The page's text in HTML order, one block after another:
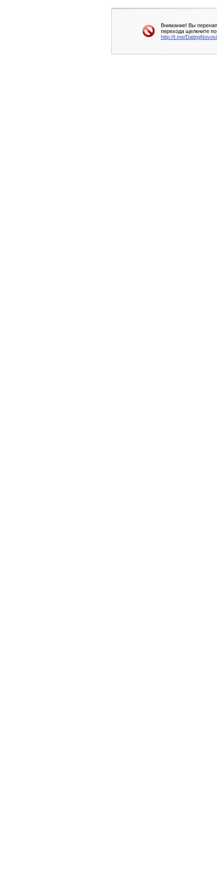
Внимание! Вы
перехода щелкните
http://t.me/